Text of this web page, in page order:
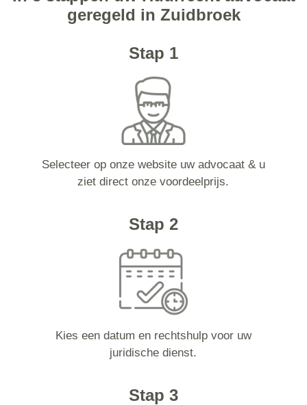
geregeld in Zuidbroek
Stap 1
Selecteer op onze website uw advocaat & u
ziet direct onze voordeelprijs.
Stap 2
Kies een datum en rechtshulp voor uw
juridische dienst.
Stap 3